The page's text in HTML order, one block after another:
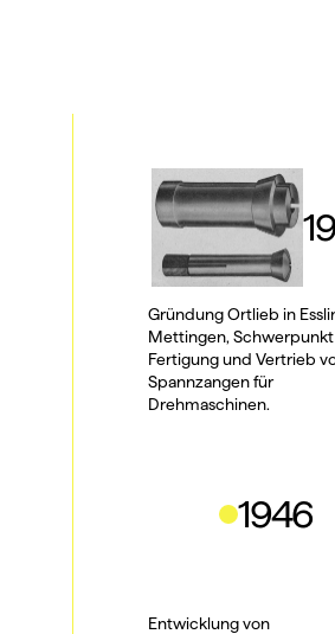
Gründung Ortlieb in
Mettingen, Schwerpunkt
Fertigung und Vertrieb
Spannzangen für
Drehmaschinen.
Entwicklung von
1946